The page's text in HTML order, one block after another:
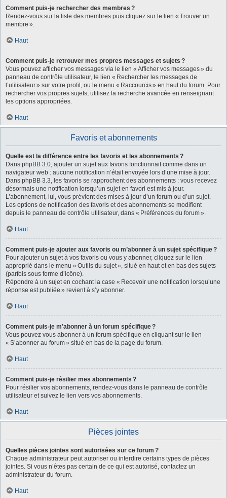
Comment puis-je rechercher des membres ?
Rendez-vous sur la liste des membres puis cliquez sur le lien « Trouver un
membre ».
Haut
Comment puis-je retrouver mes propres messages et sujets ?
Vous pouvez afficher vos messages via le lien « Afficher vos messages » du
panneau de contrôle utilisateur, le lien « Rechercher les messages de
l’utilisateur » sur votre profil, ou le menu « Raccourcis » en haut du forum. Pour
rechercher vos propres sujets, utilisez la recherche avancée en renseignant
les options appropriées.
Haut
Favoris et abonnements
Quelle est la différence entre les favoris et les abonnements ?
Dans phpBB 3.0, ajouter un sujet aux favoris fonctionnait comme dans un
navigateur web : aucune notification n’était envoyée lors d’une mise à jour.
Dans phpBB 3.3, les favoris se rapprochent des abonnements : vous recevez
désormais une notification lorsqu’un sujet en favori est mis à jour.
L’abonnement, lui, vous prévient des mises à jour d’un forum ou d’un sujet.
Les options de notification des favoris et des abonnements se modifient
depuis le panneau de contrôle utilisateur, dans « Préférences du forum ».
Haut
Comment puis-je ajouter aux favoris ou m’abonner à un sujet spécifique ?
Pour ajouter un sujet à vos favoris ou vous y abonner, cliquez sur le lien
approprié dans le menu « Outils du sujet », situé en haut et en bas des sujets
(parfois sous forme d’icône).
Répondre à un sujet en cochant la case « Recevoir une notification lorsqu’une
réponse est publiée » revient à s’y abonner.
Haut
Comment puis-je m’abonner à un forum spécifique ?
Vous pouvez vous abonner à un forum spécifique en cliquant sur le lien
« S’abonner au forum » situé en bas de la page du forum.
Haut
Comment puis-je résilier mes abonnements ?
Pour résilier vos abonnements, rendez-vous dans le panneau de contrôle
utilisateur et suivez le lien vers vos abonnements.
Haut
Pièces jointes
Quelles pièces jointes sont autorisées sur ce forum ?
Chaque administrateur peut autoriser ou interdire certains types de pièces
jointes. Si vous n’êtes pas certain de ce qui est autorisé, contactez un
administrateur du forum.
Haut